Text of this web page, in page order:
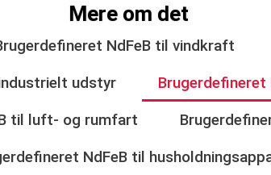
Mere om det
NdFeB til vindkraft
udstyr
til luft- og rumfart
NdFeB til